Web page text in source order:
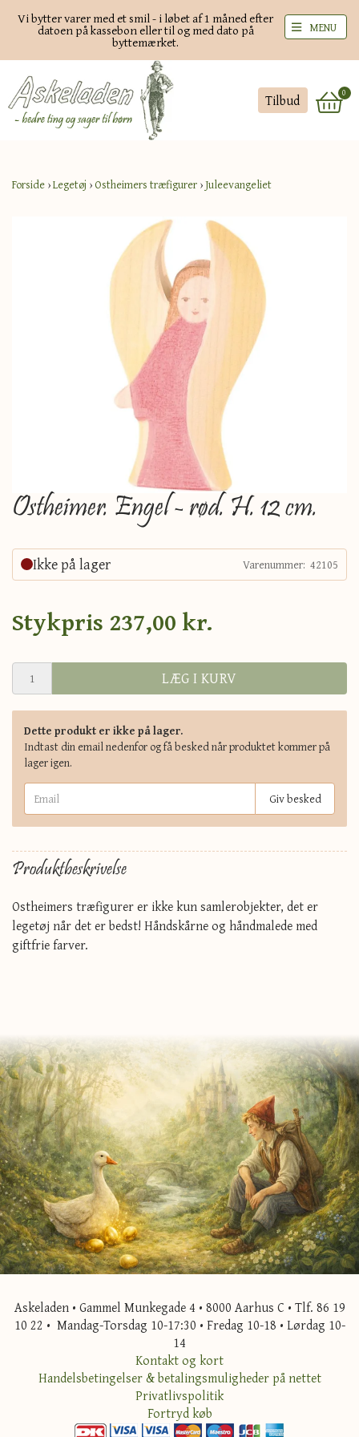
Vi bytter varer med et smil - i løbet af 1 måned efter
datoen på kassebon eller til og med dato på
byttemærket.
Tilbud 0
MENU
Forside ›Legetøj › Ostheimers træfigurer ›Juleevangeliet
Ostheimer. Engel - rød. H. 12 cm.
Ikke på lager Varenummer: 42105
Stykpris 237,00 kr.
LÆG I KURV
Dette produkt er ikke på lager.
Indtast din email nedenfor og få besked når produktet kommer på
lager igen.
Giv besked
Produktbeskrivelse
Ostheimers træfigurer er ikke kun samlerobjekter, det er
legetøj når det er bedst! Håndskårne og håndmalede med
giftfrie farver.
Askeladen • Gammel Munkegade 4 • 8000 Aarhus C • Tlf. 86 19
10 22 • Mandag-Torsdag 10-17:30 • Fredag 10-18 • Lørdag 10-
14
Kontakt og kort
Handelsbetingelser & betalingsmuligheder på nettet
Privatlivspolitik
Fortryd køb